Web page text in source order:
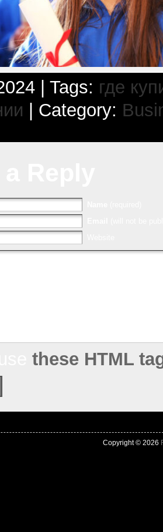
| Tags: где
| Category:
these HTML
Copyright © 2026